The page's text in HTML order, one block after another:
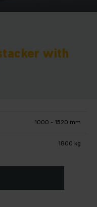
with
1000 - 1520 mm
1800 kg